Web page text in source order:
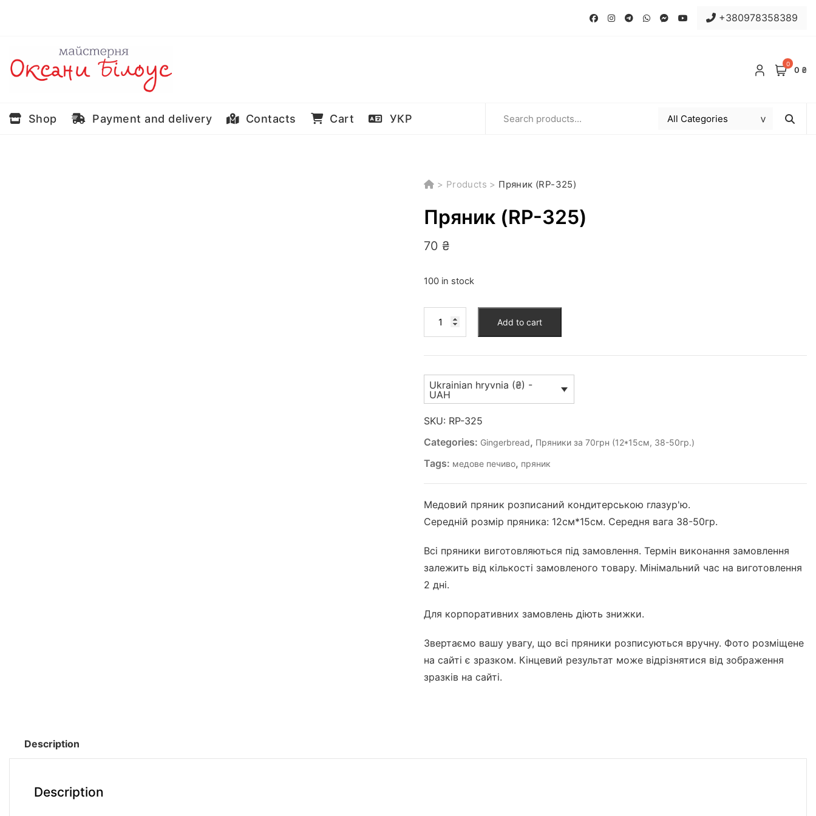
+380978358389
0
0 ₴
Shop Payment and delivery Contacts Cart УКР
> Products > Пряник (RP-325)
Пряник (RP-325)
70 ₴
100 in stock
(RP-
quantity
Add to cart
Ukrainian hryvnia (₴) -
UAH
SKU: RP-325
Categories: Gingerbread, Пряники за 70грн (12*15см, 38-50гр.)
Tags: медове печиво, пряник
Медовий пряник розписаний кондитерською глазур'ю.
Середній розмір пряника: 12см*15см. Середня вага 38-50гр.
Всі пряники виготовляються під замовлення. Термін виконання замовлення
залежить від кількості замовленого товару. Мінімальний час на виготовлення
2 дні.
Для корпоративних замовлень діють знижки.
Звертаємо вашу увагу, що всі пряники розписуються вручну. Фото розміщене
на сайті є зразком. Кінцевий результат може відрізнятися від зображення
зразків на сайті.
Description
Description